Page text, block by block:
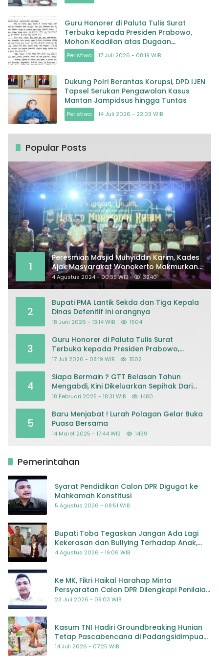
Guru Honorer di Paluta Tulis Surat
Terbuka kepada Presiden Prabowo,
Mohon Keadilan atas Dugaan
Kriminalisasi
Peristiwa 17 Juli 2026 - 08:19 WIB
Dukung Polri Berantas Korupsi, DPD IJEN
Tapsel Serukan Pengawalan Kasus
Mantan Jampidsus hingga Tuntas
Peristiwa 14 Juli 2026 - 22:03 WIB
Popular Posts
1
Peresmian Masjid Muhyiddin Karim, Kades
Ajak Masyarakat Wonokerto Makmurkan
Masjid
4 Agustus 2024 - 00:35 WIB 3240
2
Bupati PMA Lantik Sekda dan Tiga Kepala
Dinas Defenitif Ini orangnya
18 Juni 2026 - 13:14 WIB 1504
3
Guru Honorer di Paluta Tulis Surat
Terbuka kepada Presiden Prabowo,
Mohon Keadilan atas Dugaan
17 Juli 2026 - 08:19 WIB 1502
4
Siapa Bermain ? GTT Belasan Tahun
Mengabdi, Kini Dikeluarkan Sepihak Dari
Dapodik
18 Februari 2025 - 18:31 WIB 1480
5
Baru Menjabat ! Lurah Polagan Gelar Buka
Puasa Bersama
14 Maret 2025 - 17:44 WIB 1439
Pemerintahan
Syarat Pendidikan Calon DPR Digugat ke
Mahkamah Konstitusi
5 Agustus 2026 - 08:51 WIB
Bupati Toba Tegaskan Jangan Ada Lagi
Kekerasan dan Bullying Terhadap Anak,
Dorong Kolaborasi Seluruh Pihak
4 Agustus 2026 - 19:06 WIB
Ke MK, Fikri Haikal Harahap Minta
Persyaratan Calon DPR Dilengkapi Penilaian
Kompetensi
23 Juli 2026 - 09:03 WIB
Kasum TNI Hadiri Groundbreaking Hunian
Tetap Pascabencana di Padangsidimpuan,
Harapan Baru bagi Penyintas
14 Juli 2026 - 07:25 WIB